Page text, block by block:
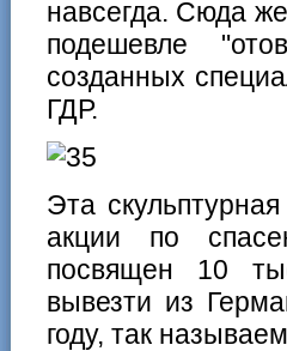
навсегда. Сюда
подешевле
созданных
ГДР.
Эта
акции по
посвящен 10
вывезти из
году, так